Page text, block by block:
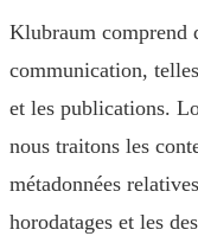
Klubraum comprend
communication,
et les publications.
nous traitons les
métadonnées
horodatages et les